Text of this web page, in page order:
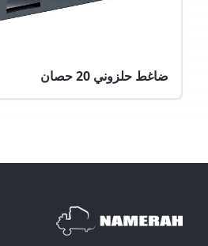
ضاغط حلزوني 20 حصان